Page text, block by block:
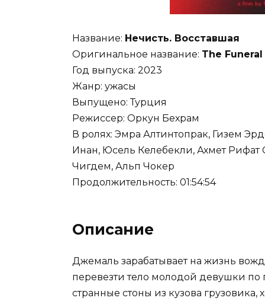
Название: Нечисть. Восставшая
Оригинальное название: The
Год выпуска: 2023
Жанр: ужасы
Выпущено: Турция
Режиссер: Оркун Бехрам
В ролях: Эмра Алтинтопрак, Гизем
Инан, Юсель Келебекли, Ахмет
Чигдем, Альп Чокер
Продолжительность: 01:54:54
Описание
Джемаль зарабатывает на жизнь
перевезти тело молодой девушки
странные стоны из кузова грузовика,